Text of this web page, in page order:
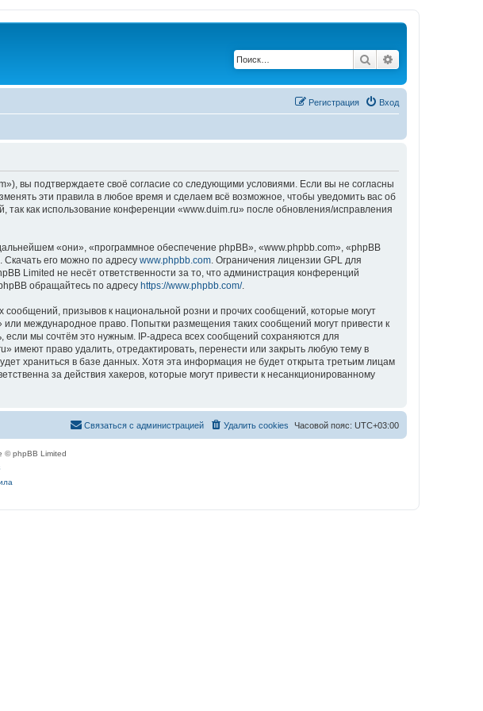
Поиск
Вход
Регистрация
вы подтверждаете своё согласие со следующими условиями. Если вы не согласны
эти правила в любое время и сделаем всё возможное, чтобы уведомить вас об
как использование конференции «www.duim.ru» после обновления/исправления
«они», «программное обеспечение phpBB», «www.phpbb.com», «phpBB
его можно по адресу www.phpbb.com . Ограничения лицензии GPL для
Limited не несёт ответственности за то, что администрация конференций
обращайтесь по адресу https://www.phpbb.com/.
призывов к национальной розни и прочих сообщений, которые могут
международное право. Попытки размещения таких сообщений могут привести к
мы сочтём это нужным. IP-адреса всех сообщений сохраняются для
имеют право удалить, отредактировать, перенести или закрыть любую тему в
храниться в базе данных. Хотя эта информация не будет открыта третьим лицам
за действия хакеров, которые могут привести к несанкционированному
Часовой пояс: UTC+03:00
Удалить cookies
Связаться с администрацией
© phpBB Limited